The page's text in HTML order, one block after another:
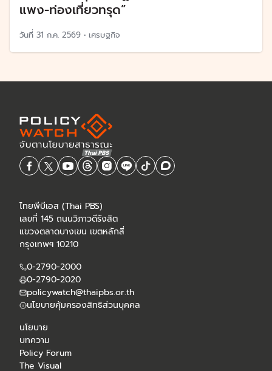
แพง-ท่องเที่ยวทรุด”
วันที่ 31 ก.ค. 2569 • เศรษฐกิจ
ไทยพีบีเอส (Thai PBS)
เลขที่ 145 ถนนวิภาวดีรังสิต
แขวงตลาดบางเขน เขตหลักสี่
กรุงเทพฯ 10210
0-2790-2000
0-2790-2020
policywatch@thaipbs.or.th
นโยบายคุ้มครองสิทธิส่วนบุคคล
นโยบาย
บทความ
Policy Forum
The Visual